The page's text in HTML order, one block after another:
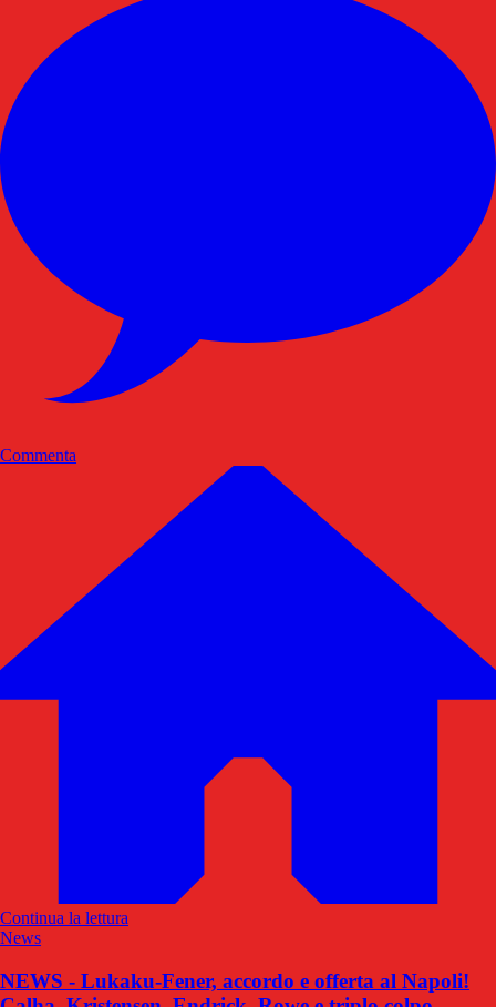
Commenta
Continua la lettura
News
NEWS - Lukaku-Fener, accordo e offerta al Napoli!